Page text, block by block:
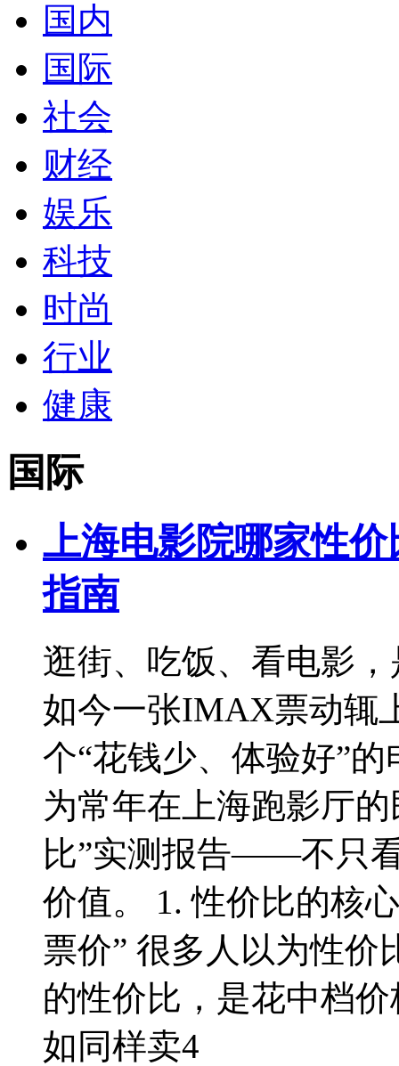
国内
国际
社会
财经
娱乐
科技
时尚
行业
健康
国际
上海电影院哪家性
指南
逛街、吃饭、看电影
如今一张IMAX票动辄
个“花钱少、体验好”
为常年在上海跑影厅
比”实测报告——不只
价值。 1. 性价比的核
票价” 很多人以为性价
的性价比，是花中档
如同样卖4